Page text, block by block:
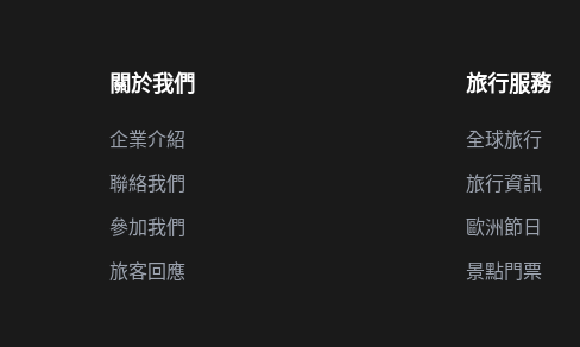
關於我們
企業介紹
聯絡我們
參加我們
旅客回應
旅行服務
全球旅行
旅行資訊
歐洲節日
景點門票